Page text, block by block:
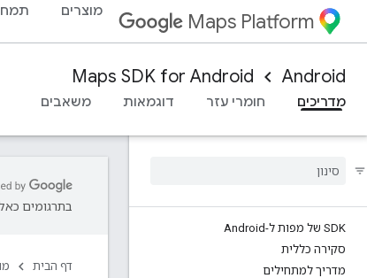
Maps Platform מוצרים
Android
Maps SDK for Android
מדריכים
חומרי עזר דוגמאות משאבים
SDK של מפות ל-Android
סקירה כללית
מדריך למתחילים
בתרגומים
דף הבית